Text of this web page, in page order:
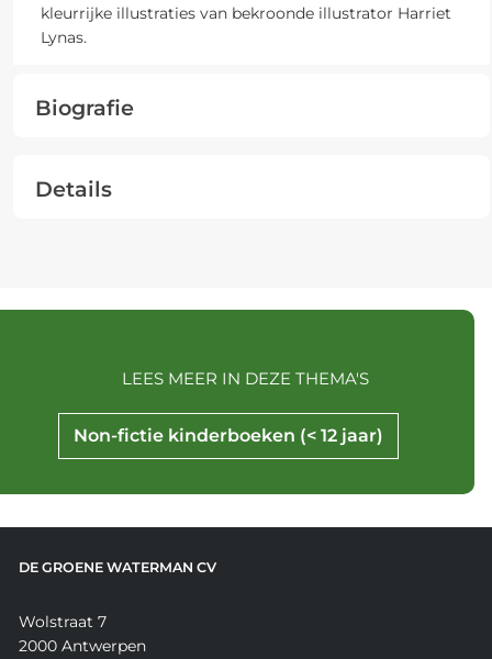
kleurrijke illustraties van bekroonde illustrator Harriet
Lynas.
Biografie
Details
Non-fictie kinderboeken (< 12 jaar)
LEES MEER IN DEZE THEMA'S
DE GROENE WATERMAN CV
Wolstraat 7
2000 Antwerpen